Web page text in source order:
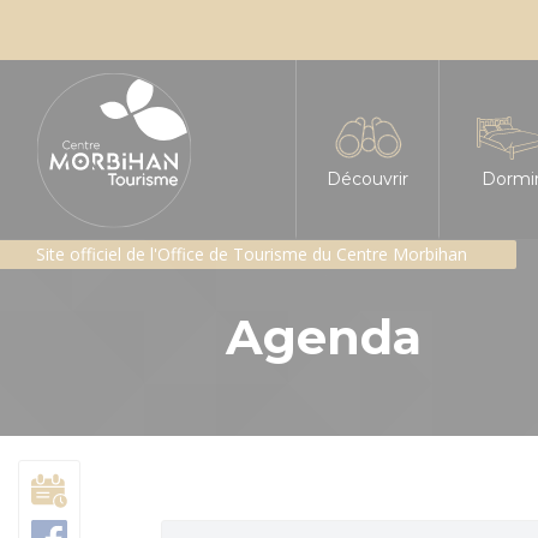
Découvrir
L'insoupçonné Centre
Les sites
Géants de pierres :
Tous
Gîtes
Site officiel de l'Office de Tourisme du Centre Morbihan
Agenda